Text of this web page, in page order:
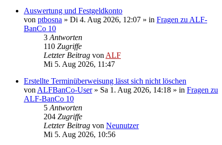
Auswertung und Festgeldkonto
von ptbosna » Di 4. Aug 2026, 12:07 » in Fragen zu ALF-
BanCo 10
3 Antworten
110 Zugriffe
Letzter Beitrag von ALF
Mi 5. Aug 2026, 11:47
Erstellte Terminüberweisung lässt sich nicht löschen
von ALFBanCo-User» Sa 1. Aug 2026, 14:18 » in Fragen zu
ALF-BanCo 10
5 Antworten
204 Zugriffe
Letzter Beitrag von Neunutzer
Mi 5. Aug 2026, 10:56